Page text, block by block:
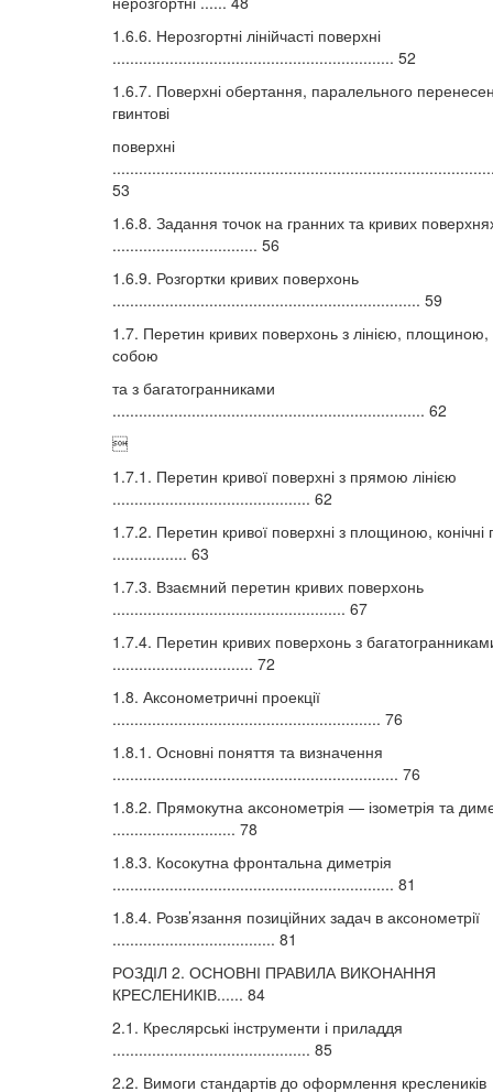
1.6.6. Нерозгортні лінійчасті поверхні
................................................................ 52
1.6.7. Поверхні обертання, паралельного
гвинтові
поверхні
53
1.6.8. Задання точок на гранних та кривих
................................. 56
1.6.9. Розгортки кривих поверхонь
...................................................................... 59
1.7. Перетин кривих поверхонь з лінією, площиною,
собою
та з багатогранниками
....................................................................... 62

1.7.1. Перетин кривої поверхні з прямою лінією
............................................. 62
1.7.2. Перетин кривої поверхні з площиною, конічні
................. 63
1.7.3. Взаємний перетин кривих поверхонь
..................................................... 67
1.7.4. Перетин кривих поверхонь з
................................ 72
1.8. Аксонометричні проекції
............................................................. 76
1.8.1. Основні поняття та визначення
................................................................. 76
1.8.2. Прямокутна аксонометрія — ізометрія та
............................ 78
1.8.3. Косокутна фронтальна диметрія
................................................................ 81
1.8.4. Розв’язання позиційних задач в аксонометрії
..................................... 81
РОЗДІЛ 2. ОСНОВНІ ПРАВИЛА ВИКОНАННЯ
КРЕСЛЕНИКІВ...... 84
2.1. Креслярські інструменти і приладдя
............................................. 85
2.2. Вимоги стандартів до оформлення креслеників